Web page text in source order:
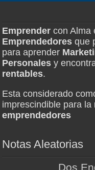
Emprender con Alma
Emprendedores que
para aprender
Personales y
rentables.
Esta considerado
imprescindible para la
emprendedores
Notas Aleatorias
Dos